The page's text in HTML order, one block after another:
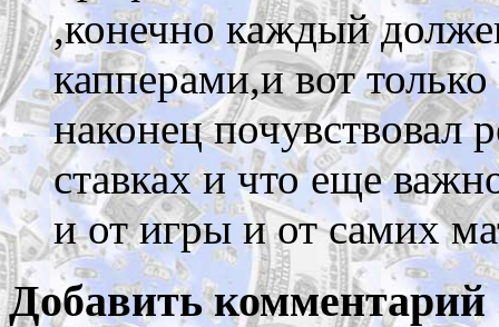
,конечно каждый
капперами,и вот
наконец почувствовал
ставках и что еще
и от игры и от самих
Добавить комментарий